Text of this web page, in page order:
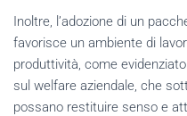
Inoltre, l’adozione di un
favorisce un ambiente di
produttività, come evidenziato
sul welfare aziendale, che
possano restituire senso e